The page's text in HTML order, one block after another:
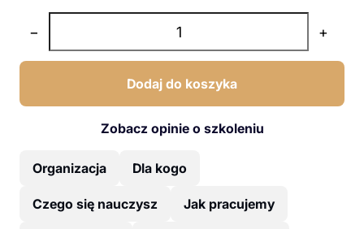
− +
Dodaj do koszyka
Zobacz opinie o szkoleniu
Organizacja Dla kogo
Czego się nauczysz Jak pracujemy